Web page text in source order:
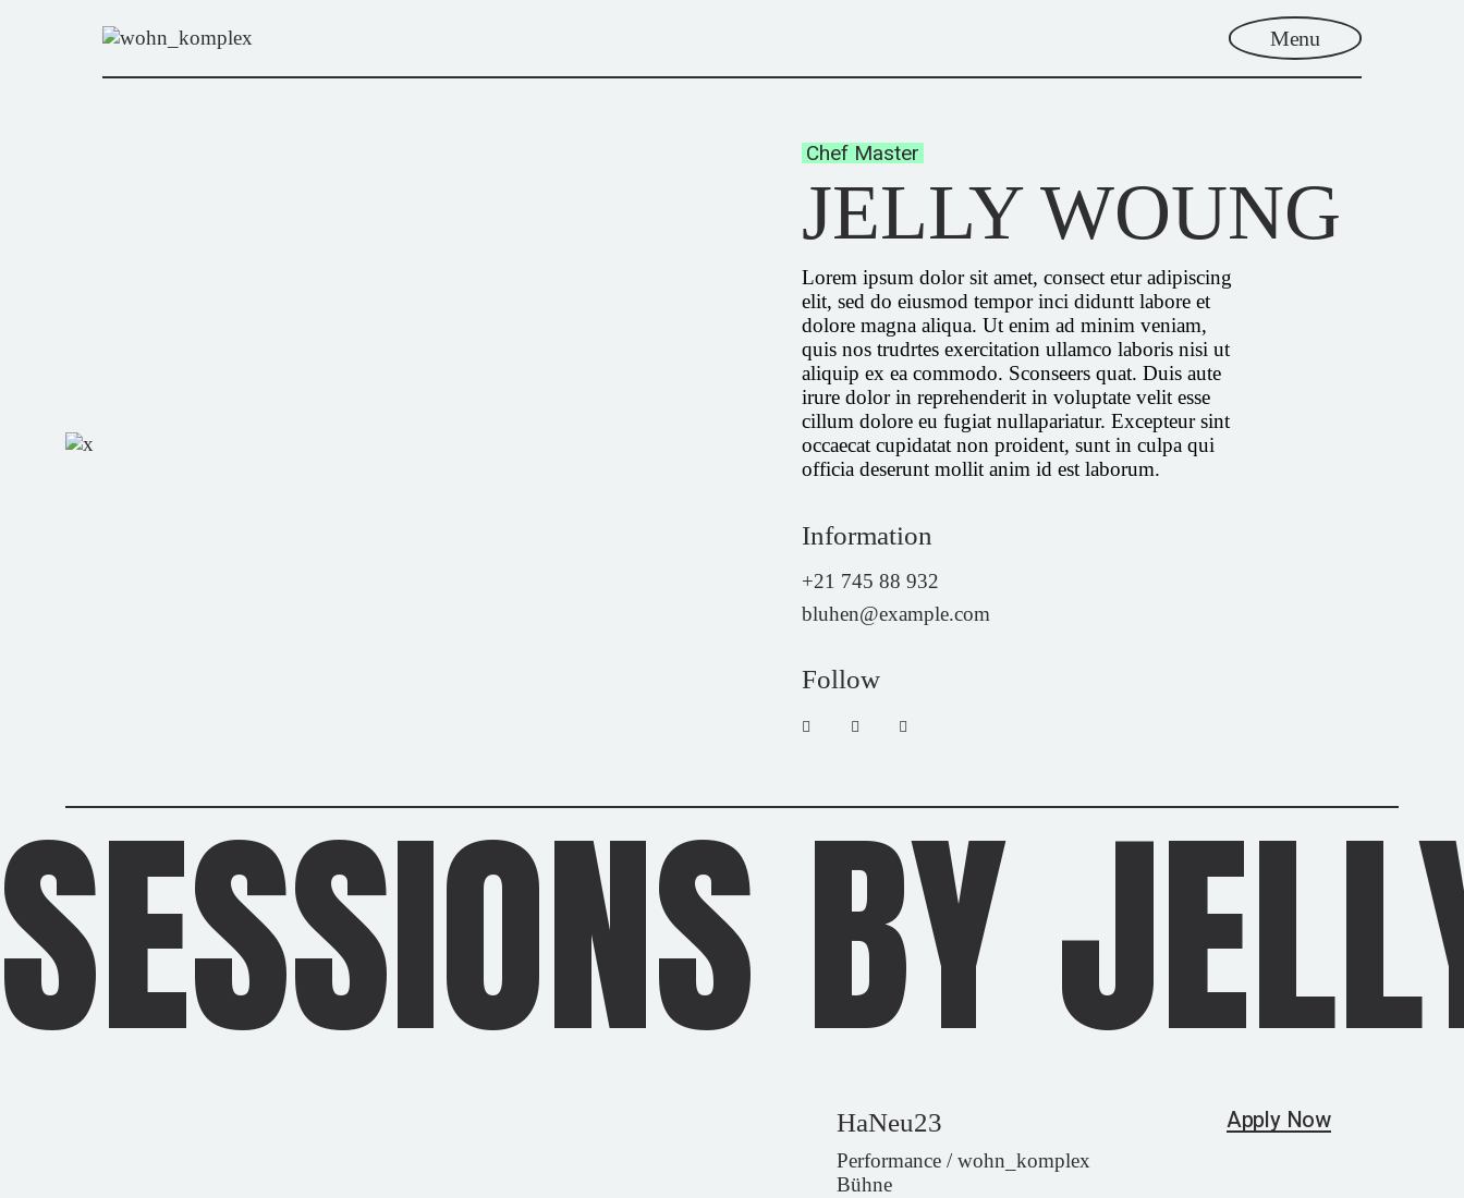
Menu
Chef Master
JELLY WOUNG
Lorem ipsum dolor sit amet, consect etur adipiscing
elit, sed do eiusmod tempor inci diduntt labore et
dolore magna aliqua. Ut enim ad minim veniam,
quis nos trudrtes exercitation ullamco laboris nisi ut
aliquip ex ea commodo. Sconseers quat. Duis aute
irure dolor in reprehenderit in voluptate velit esse
cillum dolore eu fugiat nullapariatur. Excepteur sint
occaecat cupidatat non proident, sunt in culpa qui
officia deserunt mollit anim id est laborum.
Information
+21 745 88 932
bluhen@example.com
Follow
SESSIONS BY
HaNeu23
Performance / wohn_komplex
Bühne
Apply Now